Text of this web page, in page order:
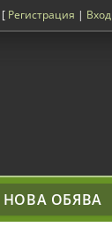
[ Регистрация | Вход
НОВА ОБЯВА